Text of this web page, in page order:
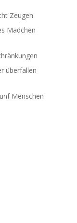
Zeugen
Mädchen
überfallen
Menschen